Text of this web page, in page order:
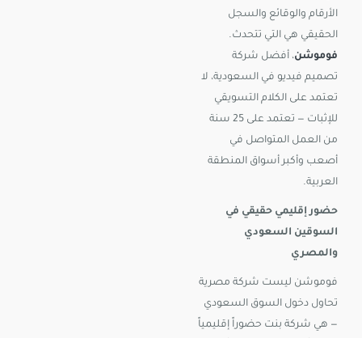
الأرقام والوقائع والسجل
الحقيقي هي التي تتحدث.
فوموشن، أفضل شركة
تصميم فيديو في السعودية، لا
تعتمد على الكلام التسويقي
للإثبات — تعتمد على 25 سنة
من العمل المتواصل في
أصعب وأكبر أسواق المنطقة
العربية.
حضور إقليمي حقيقي في
السوقين السعودي
والمصري
فوموشن ليست شركة مصرية
تحاول دخول السوق السعودي
— هي شركة بنت حضوراً إقليمياً